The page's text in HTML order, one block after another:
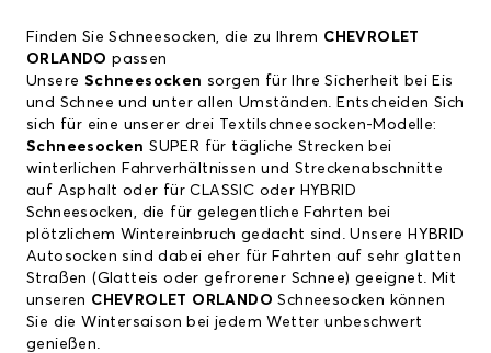
Finden Sie Schneesocken, die zu Ihrem CHEVROLET
ORLANDOpassen
Unsere Schneesocken sorgen für Ihre Sicherheit bei Eis
und Schnee und unter allen Umständen. Entscheiden Sich
sich für eine unserer drei Textilschneesocken-Modelle:
Schneesocken SUPER für tägliche Strecken bei
winterlichen Fahrverhältnissen und Streckenabschnitte
auf Asphalt oder für CLASSIC oder HYBRID
Schneesocken, die für gelegentliche Fahrten bei
plötzlichem Wintereinbruch gedacht sind. Unsere HYBRID
Autosocken sind dabei eher für Fahrten auf sehr glatten
Straßen (Glatteis oder gefrorener Schnee) geeignet. Mit
unseren CHEVROLET ORLANDO Schneesocken können
Sie die Wintersaison bei jedem Wetter unbeschwert
genießen.